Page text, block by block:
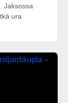
Jaksossa
ura